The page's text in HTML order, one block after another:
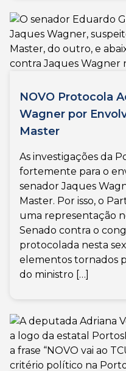
NOVO Protocola
Wagner por
Master
As investigações da
fortemente para o
senador Jaques
Master. Por isso, o
uma representação
Senado contra o
protocolada nesta
elementos tornados
do ministro […]